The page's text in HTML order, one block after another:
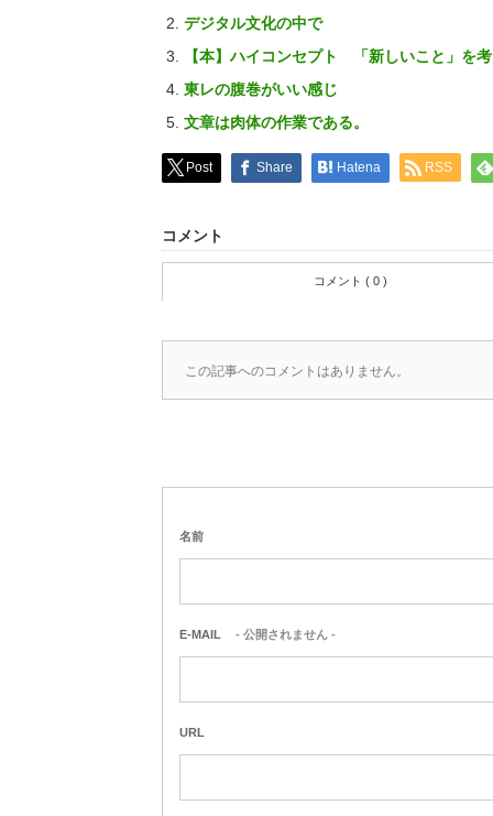
デジタル文化の中で
【本】ハイコンセプト 「新しいこと」を
東レの腹巻がいい感じ
文章は肉体の作業である。
Post Share Hatena RSS
コメント
コメント ( 0 )
この記事へのコメントはありません。
名前
E-MAIL - 公開されません -
URL